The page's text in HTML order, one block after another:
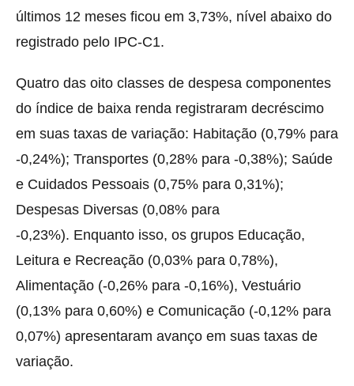
últimos 12 meses ficou em 3,73%, nível abaixo do
registrado pelo IPC-C1.
Quatro das oito classes de despesa componentes
do índice de baixa renda registraram decréscimo
em suas taxas de variação: Habitação (0,79% para
-0,24%); Transportes (0,28% para -0,38%); Saúde
e Cuidados Pessoais (0,75% para 0,31%);
Despesas Diversas (0,08% para
-0,23%). Enquanto isso, os grupos Educação,
Leitura e Recreação (0,03% para 0,78%),
Alimentação (-0,26% para -0,16%), Vestuário
(0,13% para 0,60%) e Comunicação (-0,12% para
0,07%) apresentaram avanço em suas taxas de
variação.